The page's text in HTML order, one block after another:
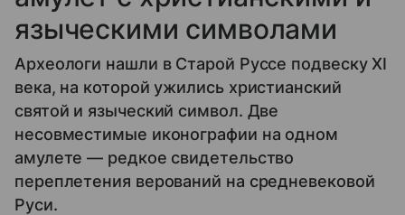
языческими символами
Археологи нашли в Старой Руссе подвеску XI
века, на которой ужились христианский
святой и языческий символ. Две
несовместимые иконографии на одном
амулете — редкое свидетельство
переплетения верований на средневековой
Руси.